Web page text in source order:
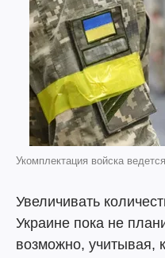
Укомплектация войска
Увеличивать
Украине пока не
возможно, учитывая,